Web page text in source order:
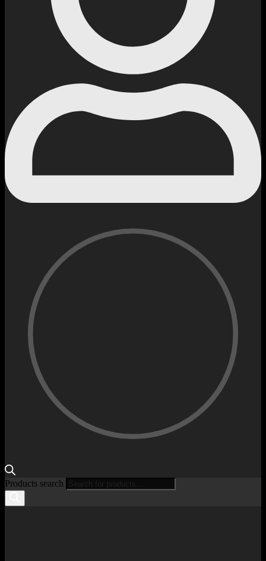
Products search